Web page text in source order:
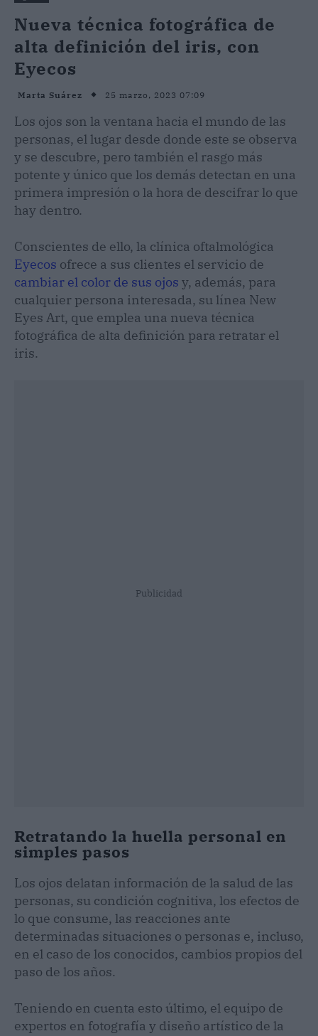
Nueva técnica fotográfica de
alta definición del iris, con
Eyecos
Marta Suárez 25 marzo, 2023 07:09
Los ojos son la ventana hacia el mundo de las
personas, el lugar desde donde este se observa
y se descubre, pero también el rasgo más
potente y único que los demás detectan en una
primera impresión o la hora de descifrar lo que
hay dentro.
Conscientes de ello, la clínica oftalmológica
Eyecos ofrece a sus clientes el servicio de
cambiar el color de sus ojos y, además, para
cualquier persona interesada, su línea New
Eyes Art, que emplea una nueva técnica
fotográfica de alta definición para retratar el
iris.
Publicidad
Retratando la huella personal en
simples pasos
Los ojos delatan información de la salud de las
personas, su condición cognitiva, los efectos de
lo que consume, las reacciones ante
determinadas situaciones o personas e, incluso,
en el caso de los conocidos, cambios propios del
paso de los años.
Teniendo en cuenta esto último, el equipo de
expertos en fotografía y diseño artístico de la